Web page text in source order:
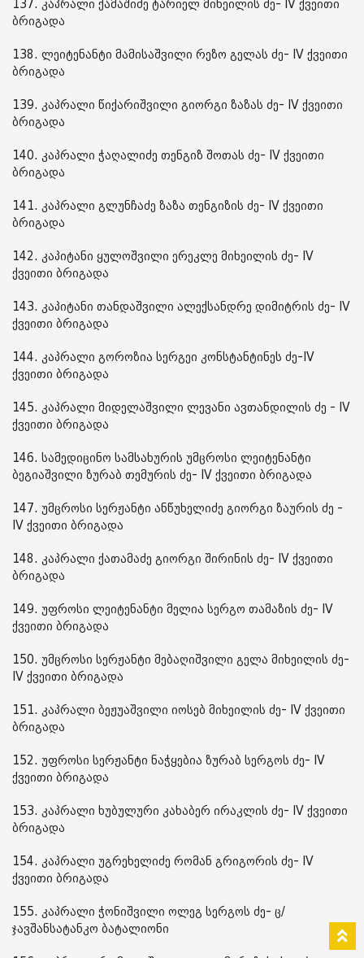
137. კაპრალი ქამაშიძე ტარიელ მიხეილის ძე- IV ქვეითი
ბრიგადა
138. ლეიტენანტი მამისაშვილი რეზო გელას ძე- IV ქვეითი
ბრიგადა
139. კაპრალი წიქარიშვილი გიორგი ზაზას ძე- IV ქვეითი
ბრიგადა
140. კაპრალი ჭაღალიძე თენგიზ შოთას ძე- IV ქვეითი
ბრიგადა
141. კაპრალი გლუნჩაძე ზაზა თენგიზის ძე- IV ქვეითი
ბრიგადა
142. კაპიტანი ყულოშვილი ერეკლე მიხეილის ძე- IV
ქვეითი ბრიგადა
143. კაპიტანი თანდაშვილი ალექსანდრე დიმიტრის ძე- IV
ქვეითი ბრიგადა
144. კაპრალი გოროზია სერგეი კონსტანტინეს ძე-IV
ქვეითი ბრიგადა
145. კაპრალი მიდელაშვილი ლევანი ავთანდილის ძე - IV
ქვეითი ბრიგადა
146. სამედიცინო სამსახურის უმცროსი ლეიტენანტი
ბეგიაშვილი ზურაბ თემურის ძე- IV ქვეითი ბრიგადა
147. უმცროსი სერჟანტი ანწუხელიძე გიორგი ზაურის ძე -
IV ქვეითი ბრიგადა
148. კაპრალი ქათამაძე გიორგი შირინის ძე- IV ქვეითი
ბრიგადა
149. უფროსი ლეიტენანტი მელია სერგო თამაზის ძე- IV
ქვეითი ბრიგადა
150. უმცროსი სერჟანტი მებაღიშვილი გელა მიხეილის ძე-
IV ქვეითი ბრიგადა
151. კაპრალი ბეჟუაშვილი იოსებ მიხეილის ძე- IV ქვეითი
ბრიგადა
152. უფროსი სერჟანტი ნაჭყებია ზურაბ სერგოს ძე- IV
ქვეითი ბრიგადა
153. კაპრალი ხუბულური კახაბერ ირაკლის ძე- IV ქვეითი
ბრიგადა
154. კაპრალი უგრეხელიძე რომან გრიგორის ძე- IV
ქვეითი ბრიგადა
155. კაპრალი ჭონიშვილი ოლეგ სერგოს ძე- ც/
ჯავშანსატანკო ბატალიონი